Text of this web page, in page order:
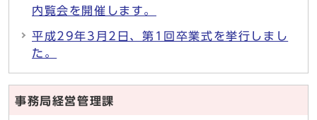
内覧会を開催します。
平成29年3月2日、第1回卒業式を挙行しまし
た。
事務局経営管理課